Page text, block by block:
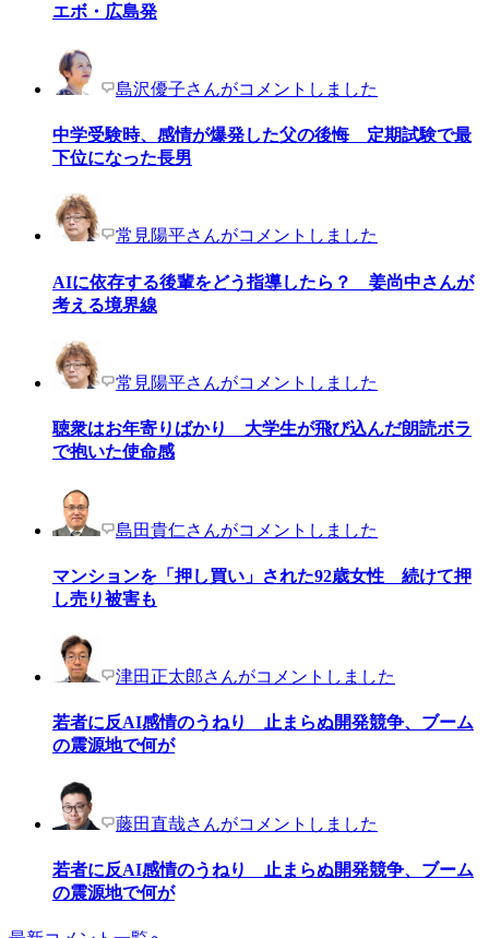
エボ・広島発
島沢優子さんがコメントしました
中学受験時、感情が爆発した父の後悔 定期試験で最
下位になった長男
常見陽平さんがコメントしました
AIに依存する後輩をどう指導したら？ 姜尚中さんが
考える境界線
常見陽平さんがコメントしました
聴衆はお年寄りばかり 大学生が飛び込んだ朗読ボラ
で抱いた使命感
島田貴仁さんがコメントしました
マンションを「押し買い」された92歳女性 続けて押
し売り被害も
津田正太郎さんがコメントしました
若者に反AI感情のうねり 止まらぬ開発競争、ブーム
の震源地で何が
藤田直哉さんがコメントしました
若者に反AI感情のうねり 止まらぬ開発競争、ブーム
の震源地で何が